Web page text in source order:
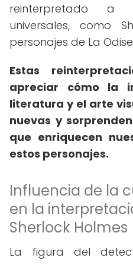
reinterpretado a
universales, como
personajes de La
Estas
apreciar cómo la
literatura y el arte
nuevas y
que enriquecen
estos personajes.
Influencia de la
en la
Sherlock Holmes
La figura del